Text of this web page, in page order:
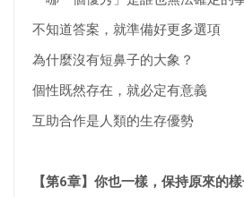
不知道答案，就準備好更多選項
為什麼沒有短鼻子的大象？
個性既然存在，就必定有意義
互助合作是人類的生存優勢
【第6章】你也一樣，保持原來的